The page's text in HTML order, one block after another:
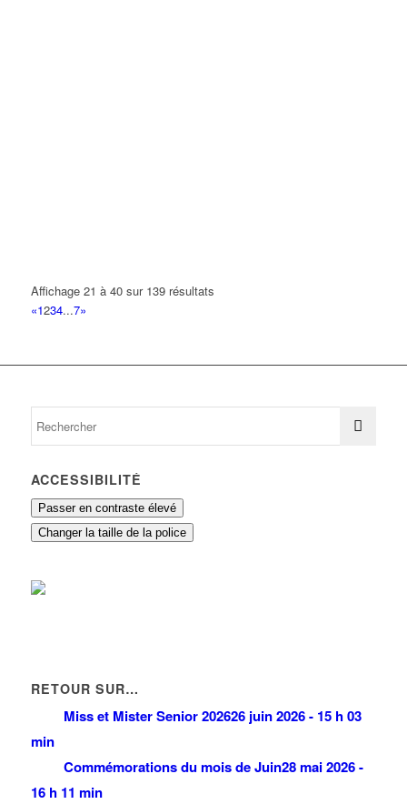
Affichage 21 à 40 sur 139 résultats
«1234...7»
ACCESSIBILITÉ
Passer en contraste élevé
Changer la taille de la police
RETOUR SUR…
Miss et Mister Senior 202626 juin 2026 - 15 h 03
min
Commémorations du mois de Juin28 mai 2026 -
16 h 11 min